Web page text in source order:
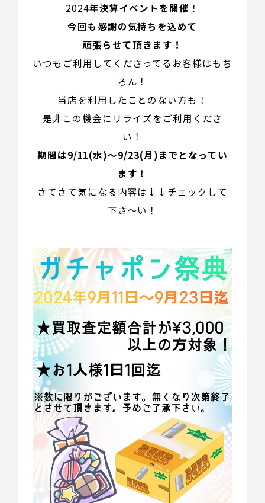
2024年決算イベントを開催 ！
今回も感謝の気持ちを込めて
頑張らせて頂きます！
いつもご利用してくださってるお客様はもち
ろん！
当店を利用したことのない方も！
是非この機会にリライズをご利用くださ
い！
期間は9/11(水)～9/23(月)までとなってい
ます！
さてさて気になる内容は↓↓チェックして
下さ～い！